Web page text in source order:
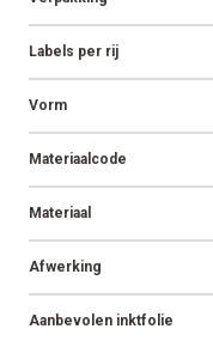
Labels per rij
Vorm
Materiaalcode
Materiaal
Afwerking
Aanbevolen inktfolie